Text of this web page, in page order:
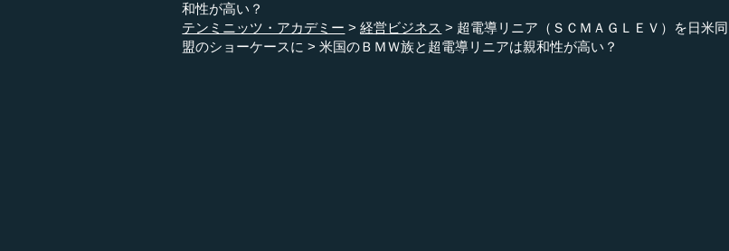
和性が高い？
テンミニッツ・アカデミー
経営ビジネス
超電導リニア（ＳＣＭＡＧＬＥＶ）を日米同
盟のショーケースに
米国のＢＭＷ族と超電導リニアは親和性が高い？